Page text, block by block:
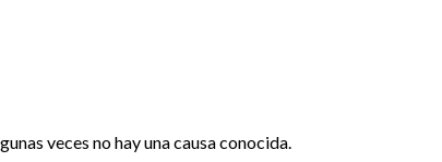
veces no hay una causa conocida.